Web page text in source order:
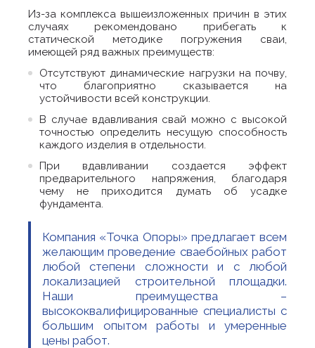
Из-за комплекса вышеизложенных причин в этих
случаях рекомендовано прибегать к
статической методике погружения сваи,
имеющей ряд важных преимуществ:
Отсутствуют динамические нагрузки на почву,
что благоприятно сказывается на
устойчивости всей конструкции.
В случае вдавливания свай можно с высокой
точностью определить несущую способность
каждого изделия в отдельности.
При вдавливании создается эффект
предварительного напряжения, благодаря
чему не приходится думать об усадке
фундамента.
Компания «Точка Опоры» предлагает всем
желающим проведение сваебойных работ
любой степени сложности и с любой
локализацией строительной площадки.
Наши преимущества –
высококвалифицированные специалисты с
большим опытом работы и умеренные
цены работ.